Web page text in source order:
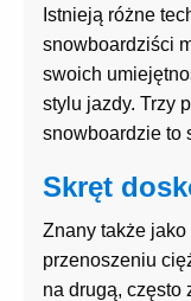
Istnieją różne
snowboardziści
swoich
stylu jazdy. Trzy
snowboardzie to
Skręt
Znany także
przenoszeniu
na drugą, często